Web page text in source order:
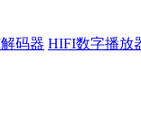
码器 HIFI数字播放